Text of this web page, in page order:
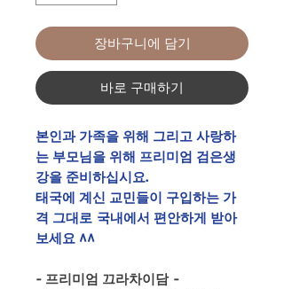
장바구니에 담기
바로 구매하기
본인과 가족을 위해 그리고 사랑하
는 부모님을 위해 프리미엄 검은생
강을 준비하십시요.
태국에 계신 교민들이 구입하는 가
격 그대로 국내에서 편안하게 받아
보세요 ^^
- 프리미엄 끄라차이담 -